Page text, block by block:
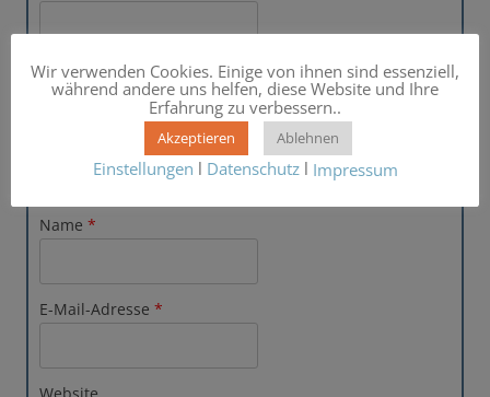
Name *
E-Mail-Adresse *
Wir verwenden Cookies. Einige von ihnen sind essenziell,
während andere uns helfen, diese Website und Ihre
Erfahrung zu verbessern..
Akzeptieren Ablehnen
Einstellungen l Datenschutzl Impressum